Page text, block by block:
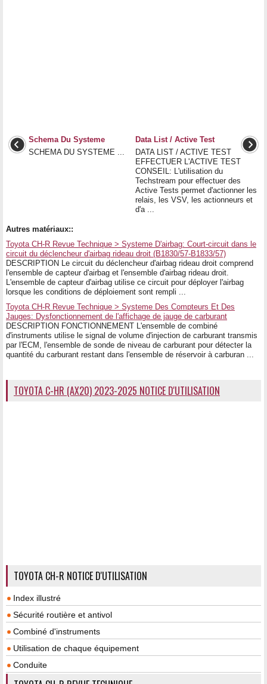
Schema Du Systeme
SCHEMA DU SYSTEME ...
Data List / Active Test
DATA LIST / ACTIVE TEST
EFFECTUER L'ACTIVE TEST
CONSEIL: L'utilisation du
Techstream pour effectuer des
Active Tests permet d'actionner les
relais, les VSV, les actionneurs et
d'a ...
Autres matériaux::
Toyota CH-R Revue Technique > Systeme D'airbag: Court-circuit dans le
circuit du déclencheur d'airbag rideau droit (B1830/57-B1833/57)
DESCRIPTION Le circuit du déclencheur d'airbag rideau droit comprend
l'ensemble de capteur d'airbag et l'ensemble d'airbag rideau droit.
L'ensemble de capteur d'airbag utilise ce circuit pour déployer l'airbag
lorsque les conditions de déploiement sont rempli ...
Toyota CH-R Revue Technique > Systeme Des Compteurs Et Des
Jauges: Dysfonctionnement de l'affichage de jauge de carburant
DESCRIPTION FONCTIONNEMENT L'ensemble de combiné
d'instruments utilise le signal de volume d'injection de carburant transmis
par l'ECM, l'ensemble de sonde de niveau de carburant pour détecter la
quantité du carburant restant dans l'ensemble de réservoir à carburan ...
TOYOTA C-HR (AX20) 2023-2025 NOTICE D'UTILISATION
TOYOTA CH-R NOTICE D'UTILISATION
Index illustré
Sécurité routière et antivol
Combiné d'instruments
Utilisation de chaque équipement
Conduite